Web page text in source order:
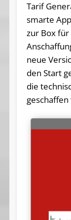
Tarif
smarte
zur Box
neue
den Start
die